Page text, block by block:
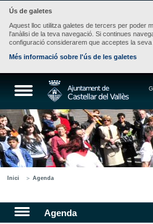
Ús de galetes
Aquest lloc utilitza galetes de tercers per poder
l'anàlisi de la teva navegació. Si continues
configuració considerarem que acceptes la seva
Més informació sobre l'ús de les galetes
Inici Agenda
Agenda